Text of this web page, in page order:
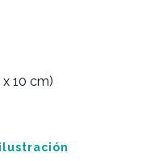
10 cm)